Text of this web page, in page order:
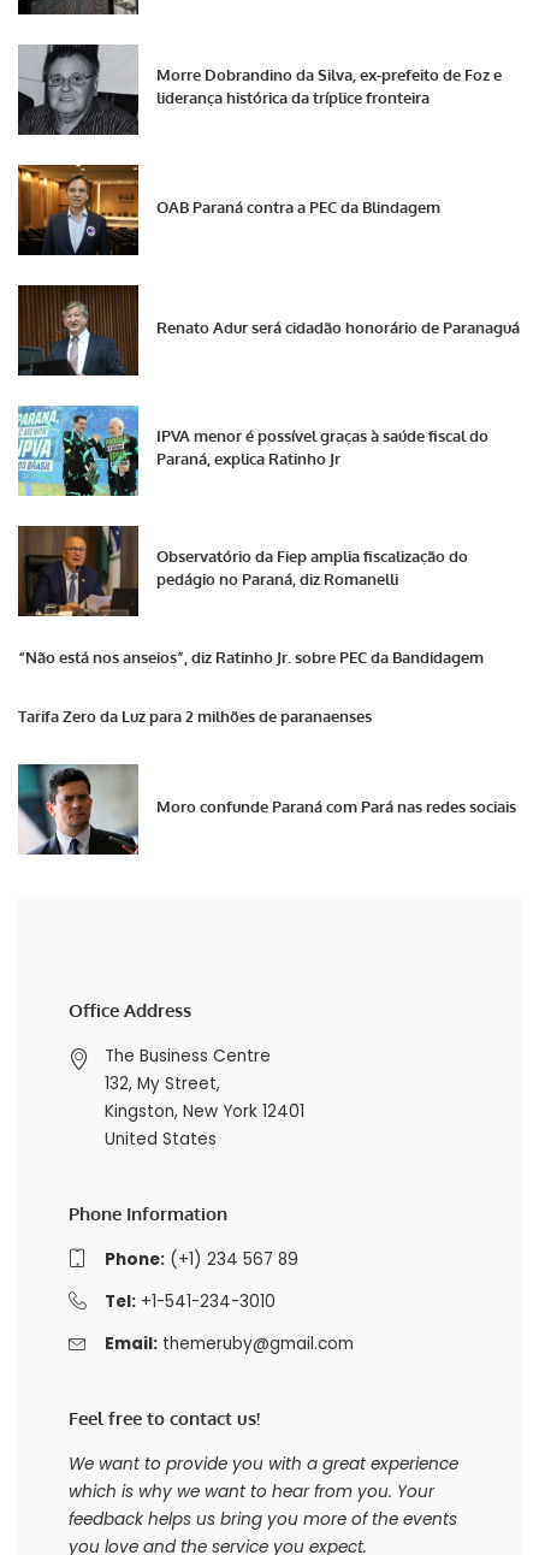
Morre Dobrandino da Silva, ex-prefeito de Foz e
liderança histórica da tríplice fronteira
OAB Paraná contra a PEC da Blindagem
Renato Adur será cidadão honorário de Paranaguá
IPVA menor é possível graças à saúde fiscal do
Paraná, explica Ratinho Jr
Observatório da Fiep amplia fiscalização do
pedágio no Paraná, diz Romanelli
“Não está nos anseios”, diz Ratinho Jr. sobre PEC da Bandidagem
Tarifa Zero da Luz para 2 milhões de paranaenses
Moro confunde Paraná com Pará nas redes sociais
Office Address
The Business Centre
132, My Street,
Kingston, New York 12401
United States
Phone Information
Phone:(+1) 234 567 89
Tel:+1-541-234-3010
Email: themeruby@gmail.com
Feel free to contact us!
We want to provide you with a great experience
which is why we want to hear from you. Your
feedback helps us bring you more of the events
you love and the service you expect.